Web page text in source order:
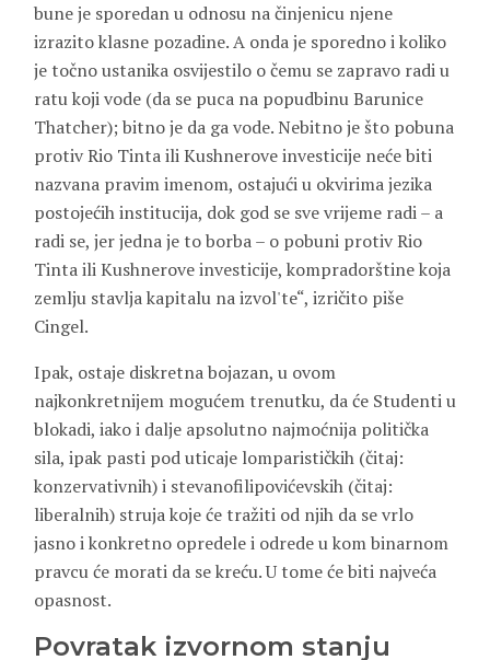
bune je sporedan u odnosu na činjenicu njene
izrazito klasne pozadine. A onda je sporedno i koliko
je točno ustanika osvijestilo o čemu se zapravo radi u
ratu koji vode (da se puca na popudbinu Barunice
Thatcher); bitno je da ga vode. Nebitno je što pobuna
protiv Rio Tinta ili Kushnerove investicije neće biti
nazvana pravim imenom, ostajući u okvirima jezika
postojećih institucija, dok god se sve vrijeme radi – a
radi se, jer jedna je to borba – o pobuni protiv Rio
Tinta ili Kushnerove investicije, kompradorštine koja
zemlju stavlja kapitalu na izvol'te“, izričito piše
Cingel.
Ipak, ostaje diskretna bojazan, u ovom
najkonkretnijem mogućem trenutku, da će Studenti u
blokadi, iako i dalje apsolutno najmoćnija politička
sila, ipak pasti pod uticaje lomparističkih (čitaj:
konzervativnih) i stevanofilipovićevskih (čitaj:
liberalnih) struja koje će tražiti od njih da se vrlo
jasno i konkretno opredele i odrede u kom binarnom
pravcu će morati da se kreću. U tome će biti najveća
opasnost.
Povratak izvornom stanju